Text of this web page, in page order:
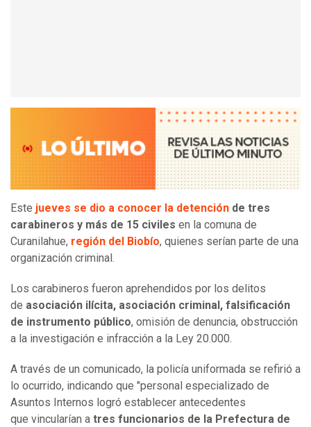
Este jueves se dio a conocer la detención de tres
carabineros y más de 15 civiles en la comuna de
Curanilahue, región del Biobío, quienes serían parte de una
organización criminal.
Los carabineros fueron aprehendidos por los delitos
de asociación ilícita, asociación criminal, falsificación
de instrumento público, omisión de denuncia, obstrucción
a la investigación e infracción a la Ley 20.000.
A través de un comunicado, la policía uniformada se refirió a
lo ocurrido, indicando que "personal especializado de
Asuntos Internos logró establecer antecedentes
que vincularían a tres funcionarios de la Prefectura de